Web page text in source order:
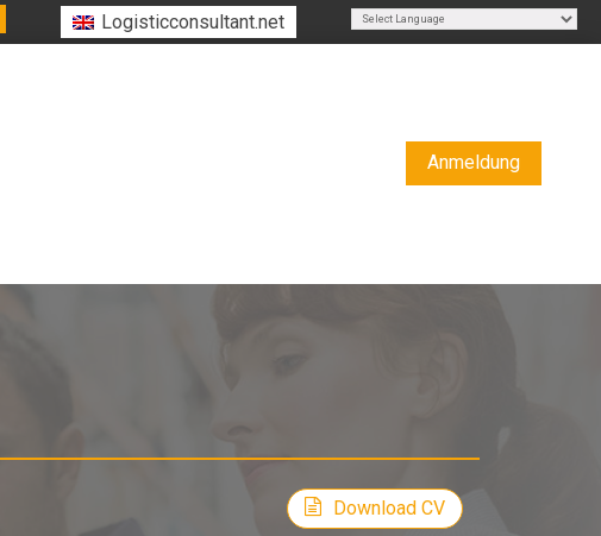
Logisticconsultant.net
Powered by
Translate
Anmeldung
Download CV